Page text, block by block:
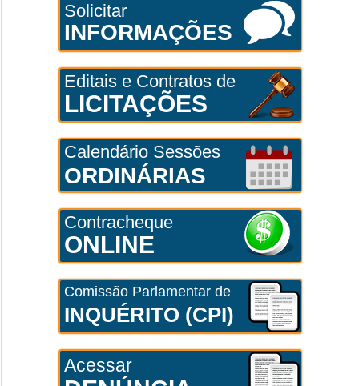
Solicitar
INFORMAÇÕES
Editais e Contratos de
LICITAÇÕES
Calendário Sessões
ORDINÁRIAS
Contracheque
ONLINE
Comissão Parlamentar de
INQUÉRITO (CPI)
Acessar